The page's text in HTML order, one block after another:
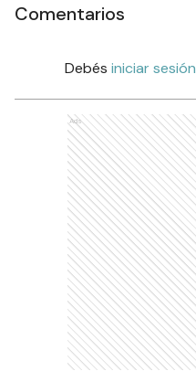
Comentarios
Debés iniciar sesión
Ads